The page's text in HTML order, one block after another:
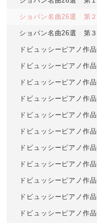
ショパン名曲26選 第
ショパン名曲26選 第
ドビュッシーピアノ作
ドビュッシーピアノ作
ドビュッシーピアノ作
ドビュッシーピアノ作
ドビュッシーピアノ作
ドビュッシーピアノ作
ドビュッシーピアノ作
ドビュッシーピアノ作
ドビュッシーピアノ作
ドビュッシーピアノ作
ドビュッシーピアノ作